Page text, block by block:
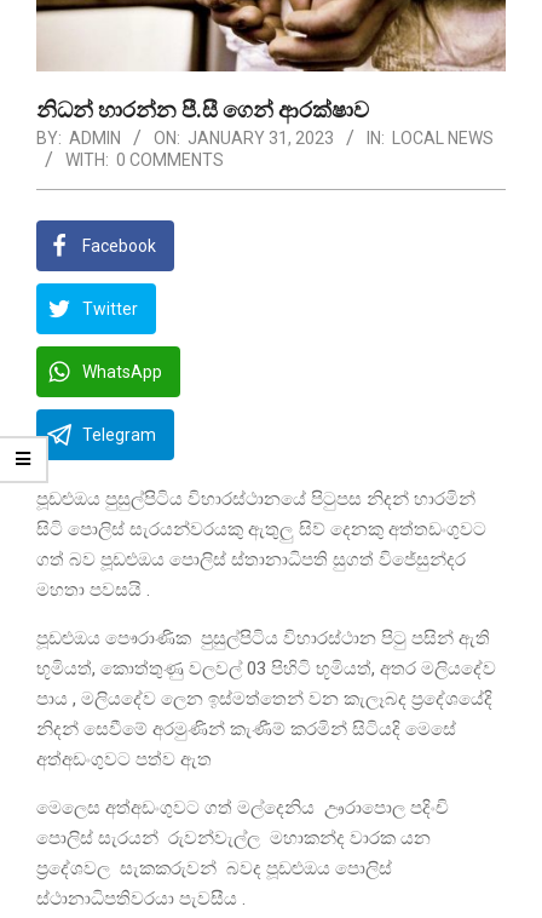
නිධන් හාරන්න පී.සී ගෙන් ආරක්ෂාව
BY: ADMIN ON: JANUARY 31, 2023 IN: LOCAL NEWS
WITH: 0 COMMENTS
Facebook
Twitter
WhatsApp
Telegram
පූඩළුඔය පුසුල්පිටිය විහාරස්ථානයේ පිටුපස නිදන් හාරමින්
සිටි පොලිස් සැරයන්වරයකු ඇතුලු සිව් දෙනකු අත්තඩංගුවට
ගත් බව පූඩළුඔය පොලිස් ස්තානාධිපති සුගත් විජේසුන්දර
මහතා පවසයි .
පූඩළුඔය පෞරාණික පුසුල්පිටිය විහාරස්ථාන පිටු පසින් ඇති
භූමියත්, කොත්තුණු වලවල් 03 පිහිටි භූමියත්, අතර මලියදේව
පාය , මලියදේව ලෙන ඉස්මත්තෙන් වන කැලෑබද ප්‍රදේශයේදි
නිදන් සෙවීමේ අරමුණින් කැණීම් කරමින් සිටියදි මෙසේ
අත්අඩංගුවට පත්ව ඇත
මෙලෙස අත්අඩංගුවට ගත් මල්දෙනිය ඌරාපොල පදිංචි
පොලිස් සැරයන් රුවන්වැල්ල මහාකන්ද වාරක යන
ප්‍රදේශවල සැකකරුවන් බවද පූඩළුඔය පොලිස්
ස්ථානාධිපතිවරයා පැවසීය .